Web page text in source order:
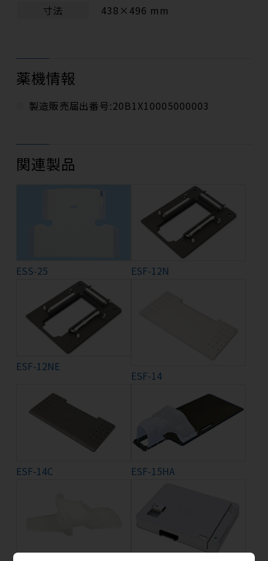
寸法 438×496 mm
薬機情報
製造販売届出番号:20B1X10005000003
関連製品
ESS-25 ESF-12N
ESF-12NE
ESF-14
ESF-14C ESF-15HA